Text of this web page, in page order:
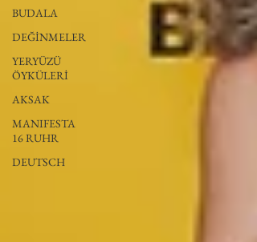
BUDALA
DEĞİNMELER
YERYÜZÜ
ÖYKÜLERİ
AKSAK
MANIFESTA
16 RUHR
DEUTSCH